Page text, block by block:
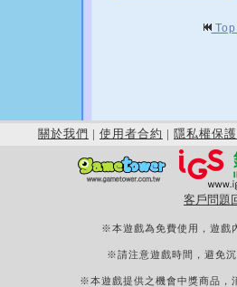
關於我們 | 使用者合約 | 隱私權保護
客戶問題
※本遊戲為免費使用，遊戲
※請注意遊戲時間，避免
※本遊戲提供之機會中獎商品，